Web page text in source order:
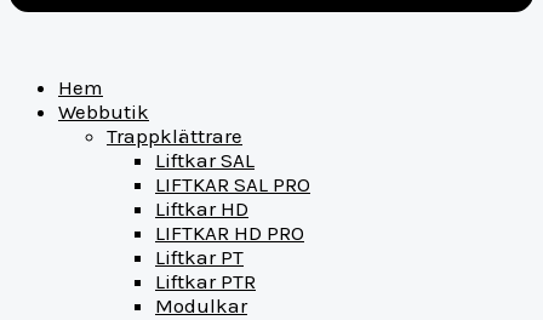
Hem
Webbutik
Trappklättrare
Liftkar SAL
LIFTKAR SAL PRO
Liftkar HD
LIFTKAR HD PRO
Liftkar PT
Liftkar PTR
Modulkar